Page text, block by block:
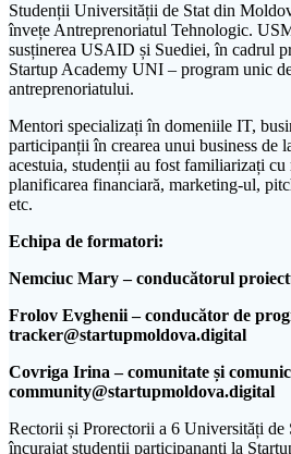
Studenții Universității de Stat din
învețe Antreprenoriatul Tehnologic.
susținerea USAID și Suediei, în cadrul
Startup Academy UNI – program unic
antreprenoriatului.
Mentori specializați în domeniile IT,
participanții în crearea unui business de
acestuia, studenții au fost familiarizați cu
planificarea financiară, marketing-ul,
etc.
Echipa de formatori:
Nemciuc Mary – conducătorul
Frolov Evghenii – conducător de
tracker@startupmoldova.digital
Covriga Irina – comunitate și
community@startupmoldova.digital
Rectorii și Prorectorii a 6 Universități
încurajat studenții participananți la